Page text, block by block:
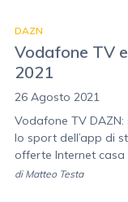
DAZN
Vodafone TV
2021
26 Agosto 2021
Vodafone TV
lo sport dell’app di
offerte Internet casa
di Matteo Testa